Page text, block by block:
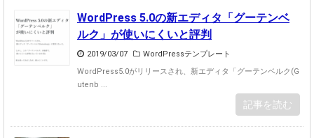
WordPress 5.0の新エディタ「グーテンベ
ルク」が使いにくいと評判
2019/03/07
WordPressテンプレート
WordPress5.0がリリースされ、新エディタ「グーテンベルク(G
utenb ...
記事を読む